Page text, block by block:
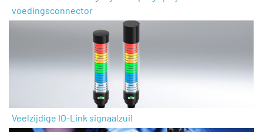
voedingsconnector
Veelzijdige IO-Link signaalzuil